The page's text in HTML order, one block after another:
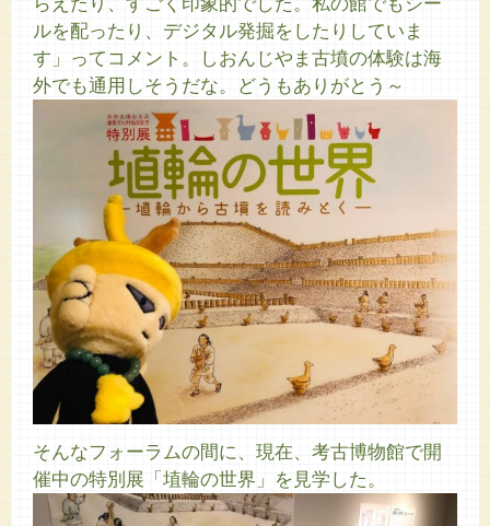
ルを配ったり、デジタル発掘をしたりしていま
す」ってコメント。しおんじやま古墳の体験は海
外でも通用しそうだな。どうもありがとう～
そんなフォーラムの間に、現在、考古博物館で開
催中の特別展「埴輪の世界」を見学した。